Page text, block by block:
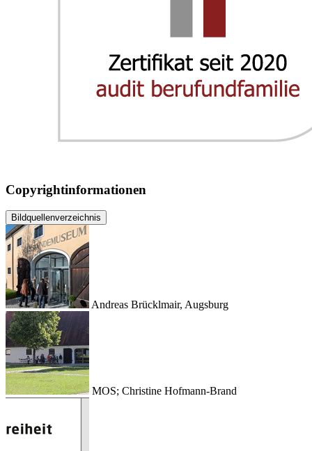
Copyrightinformationen
Bildquellenverzeichnis
Andreas Brücklmair, Augsburg
MOS; Christine Hofmann-Brand